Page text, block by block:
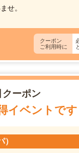
せ。
クーポン
ご利用時に
ーポン
イベントです